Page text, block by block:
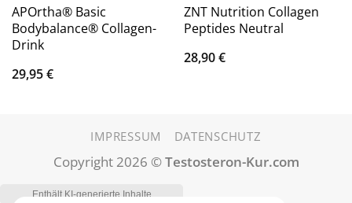
APOrtha® Basic
Bodybalance® Collagen-
Drink
29,95€
ZNT Nutrition Collagen
Peptides Neutral
28,90€
IMPRESSUM DATENSCHUTZ
Copyright 2026 ©Testosteron-Kur.com